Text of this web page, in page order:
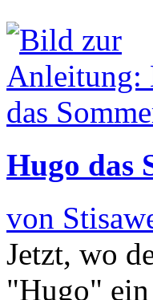
Hugo das
von
Jetzt, wo
"Hugo"